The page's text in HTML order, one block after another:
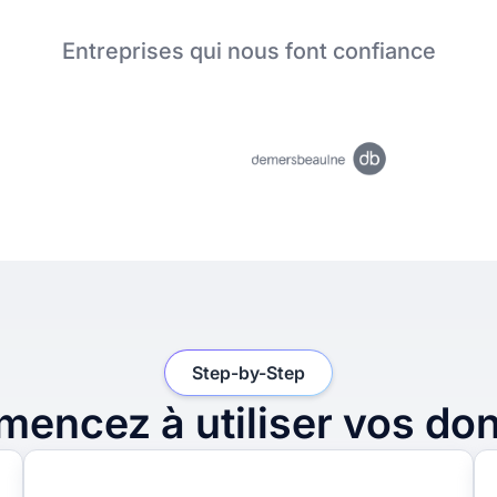
Entreprises qui nous font confiance
à utiliser vos
Step-by-Step